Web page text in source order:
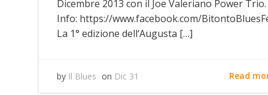
Dicembre 2013 con il Joe Valeriano Power Trio.
Info: https://www.facebook.com/
La 1° edizione dell‘Augusta […]
by Il Blues on Dic 31 Read